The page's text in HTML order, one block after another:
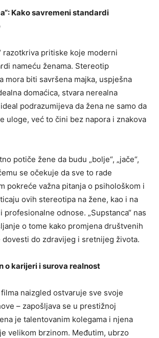
Kako savremeni standardi
razotkriva pritiske koje moderni
nameću ženama. Stereotip
mora biti savršena majka, uspješna
domaćica, stvara nerealna
podrazumijeva da žena ne samo da
uloge, već to čini bez napora i znakova
potiče žene da budu „bolje“, „jače“,
se očekuje da sve to rade
pokreće važna pitanja o psihološkom i
ovih stereotipa na žene, kao i na
odnose. „Supstanca“ nas
o tome kako promjena društvenih
dovesti do zdravijeg i sretnijeg života.
o karijeri i surova realnost
naizgled ostvaruje sve svoje
– zapošljava se u prestižnoj
je talentovanim kolegama i njena
velikom brzinom. Međutim, ubrzo